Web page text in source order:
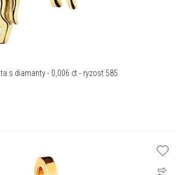
s diamanty - 0,006 ct - ryzost 585